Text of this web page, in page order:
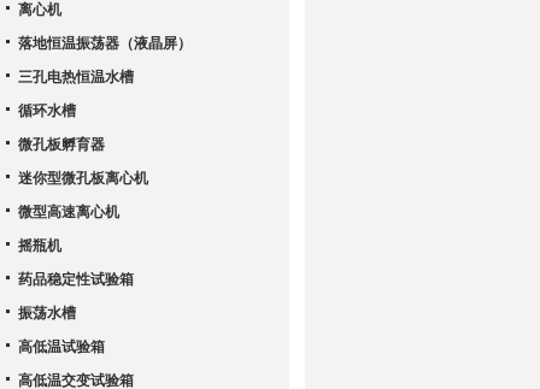
离心机
落地恒温振荡器（液晶屏）
三孔电热恒温水槽
循环水槽
微孔板孵育器
迷你型微孔板离心机
微型高速离心机
摇瓶机
药品稳定性试验箱
振荡水槽
高低温试验箱
高低温交变试验箱